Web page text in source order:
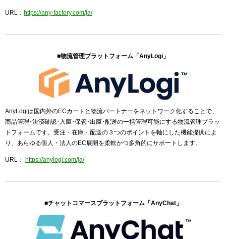
URL： https://any-factory.com/ja/
■物流管理プラットフォーム「AnyLogi」
AnyLogiは国内外のECカートと物流パートナーをネットワーク化することで、
商品管理･決済確認･入庫･保管･出庫･配送の一括管理可能にする物流管理プラッ
トフォームです。受注・在庫・配送の３つのポイントを軸にした機能提供によ
り、あらゆる個人・法人のEC展開を柔軟かつ多角的にサポートします。
URL： https://anylogi.com/ja/
■チャットコマースプラットフォーム「AnyChat」